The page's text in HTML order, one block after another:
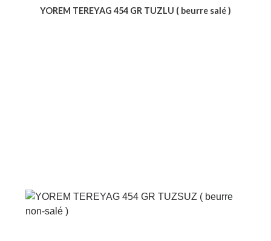
YOREM TEREYAG 454 GR TUZLU ( beurre salé )